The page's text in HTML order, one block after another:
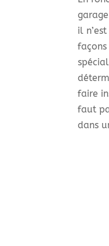
il
faire
faut
dans